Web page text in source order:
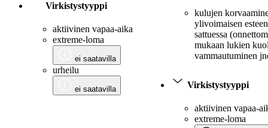
Virkistystyyppi
aktiivinen vapaa-aika
extreme-loma
ei saatavilla
urheilu
ei saatavilla
kulujen
ylivoimaisen esteen
sattuessa
mukaan lukien
vammautuminen
Virkistystyyppi
aktiivinen vapaa-
extreme-loma